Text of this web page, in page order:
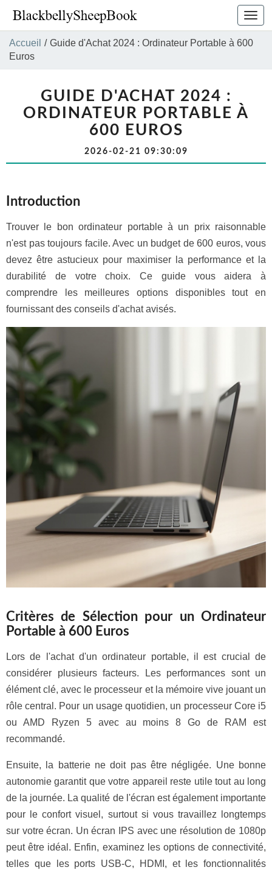
la
Accueil / Guide d'Achat 2024 : Ordinateur Portable à 600
Euros
GUIDE D'ACHAT 2024 :
ORDINATEUR PORTABLE À
600 EUROS
2026-02-21 09:30:09
Introduction
Trouver le bon ordinateur portable à un prix raisonnable
n'est pas toujours facile. Avec un budget de 600 euros, vous
devez être astucieux pour maximiser la performance et la
durabilité de votre choix. Ce guide vous aidera à
comprendre les meilleures options disponibles tout en
fournissant des conseils d'achat avisés.
Critères de Sélection pour un Ordinateur
Portable à 600 Euros
Lors de l'achat d'un ordinateur portable, il est crucial de
considérer plusieurs facteurs. Les performances sont un
élément clé, avec le processeur et la mémoire vive jouant un
rôle central. Pour un usage quotidien, un processeur Core i5
ou AMD Ryzen 5 avec au moins 8 Go de RAM est
recommandé.
Ensuite, la batterie ne doit pas être négligée. Une bonne
autonomie garantit que votre appareil reste utile tout au long
de la journée. La qualité de l'écran est également importante
pour le confort visuel, surtout si vous travaillez longtemps
sur votre écran. Un écran IPS avec une résolution de 1080p
peut être idéal. Enfin, examinez les options de connectivité,
telles que les ports USB-C, HDMI, et les fonctionnalités